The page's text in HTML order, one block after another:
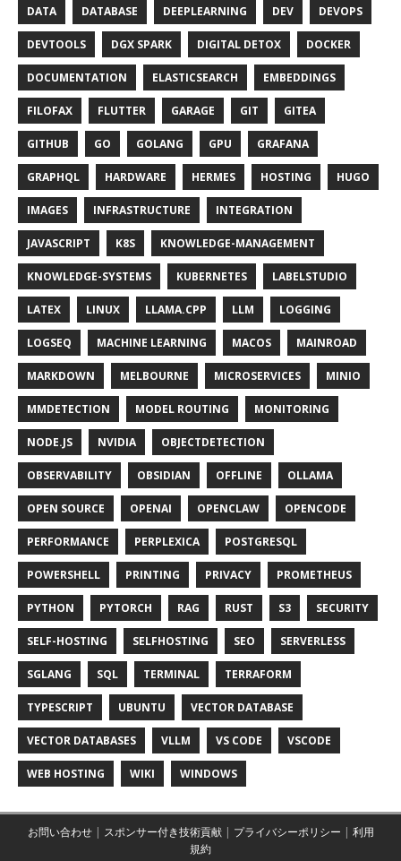
DATA DATABASE DEEPLEARNING DEV DEVOPS
DEVTOOLS DGX SPARK DIGITAL DETOX DOCKER
DOCUMENTATION ELASTICSEARCH EMBEDDINGS
FILOFAX FLUTTER GARAGE GIT GITEA
GITHUB GO GOLANG GPU GRAFANA
GRAPHQL HARDWARE HERMES HOSTING HUGO
IMAGES INFRASTRUCTURE INTEGRATION
JAVASCRIPT K8S KNOWLEDGE-MANAGEMENT
KNOWLEDGE-SYSTEMS KUBERNETES LABELSTUDIO
LATEX LINUX LLAMA.CPP LLM LOGGING
LOGSEQ MACHINE LEARNING MACOS MAINROAD
MARKDOWN MELBOURNE MICROSERVICES MINIO
MMDETECTION MODEL ROUTING MONITORING
NODE.JS NVIDIA OBJECTDETECTION
OBSERVABILITY OBSIDIAN OFFLINE OLLAMA
OPEN SOURCE OPENAI OPENCLAW OPENCODE
PERFORMANCE PERPLEXICA POSTGRESQL
POWERSHELL PRINTING PRIVACY PROMETHEUS
PYTHON PYTORCH RAG RUST S3 SECURITY
SELF-HOSTING SELFHOSTING SEO SERVERLESS
SGLANG SQL TERMINAL TERRAFORM
TYPESCRIPT UBUNTU VECTOR DATABASE
VECTOR DATABASES VLLM VS CODE VSCODE
WEB HOSTING WIKI WINDOWS
お問い合わせ| スポンサー付き技術貢献| プライバシーポリシー | 利用
規約